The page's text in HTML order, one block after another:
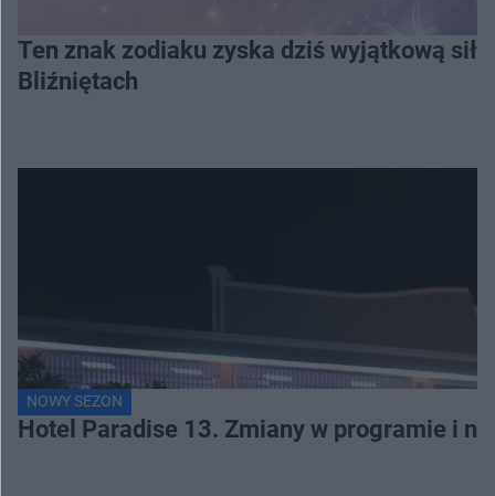
Ten znak zodiaku zyska dziś wyjątkową
Bliźniętach
NOWY SEZON
Hotel Paradise 13. Zmiany w programie i